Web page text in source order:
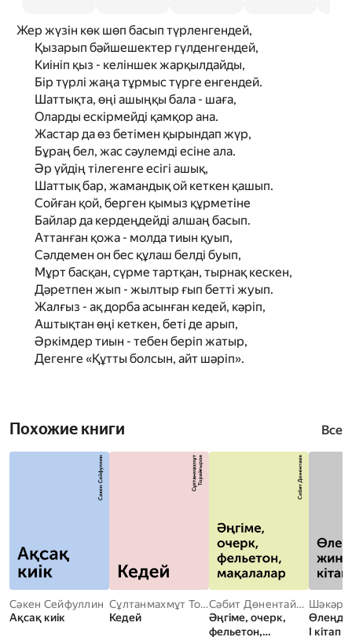
Жер жүзін көк шөп басып түрленгендей,
Қызарып бәйшешектер гүлденгендей,
Киініп қыз - келіншек жарқылдайды,
Бір түрлі жаңа тұрмыс түрге енгендей.
Шаттықта, өңі ашыңқы бала - шаға,
Оларды ескірмейді қамқор ана.
Жастар да өз бетімен қырындап жүр,
Бұраң бел, жас сәулемді есіне ала.
Әр үйдің тілегенге есігі ашық,
Шаттық бар, жамандық ой кеткен қашып.
Сойған қой, берген қымыз құрметіне
Байлар да кердеңдейді алшаң басып.
Аттанған қожа - молда тиын қуып,
Сәлдемен он бес құлаш белді буып,
Мұрт басқан, сүрме тартқан, тырнақ кескен,
Дәретпен жып - жылтыр ғып бетті жуып.
Жалғыз - ақ дорба асынған кедей, кәріп,
Аштықтан өңі кеткен, беті де арып,
Әркімдер тиын - тебен беріп жатыр,
Дегенге «Құтты болсын, айт шәріп».
Похожие книги Все
Сәкен Сейфуллин
Ақсақ киік
Сұлтанмахмұт Торайғыров
Кедей
Сәбит Дөнентайұлы
Әңгіме, очерк,
фельетон,
І кітап